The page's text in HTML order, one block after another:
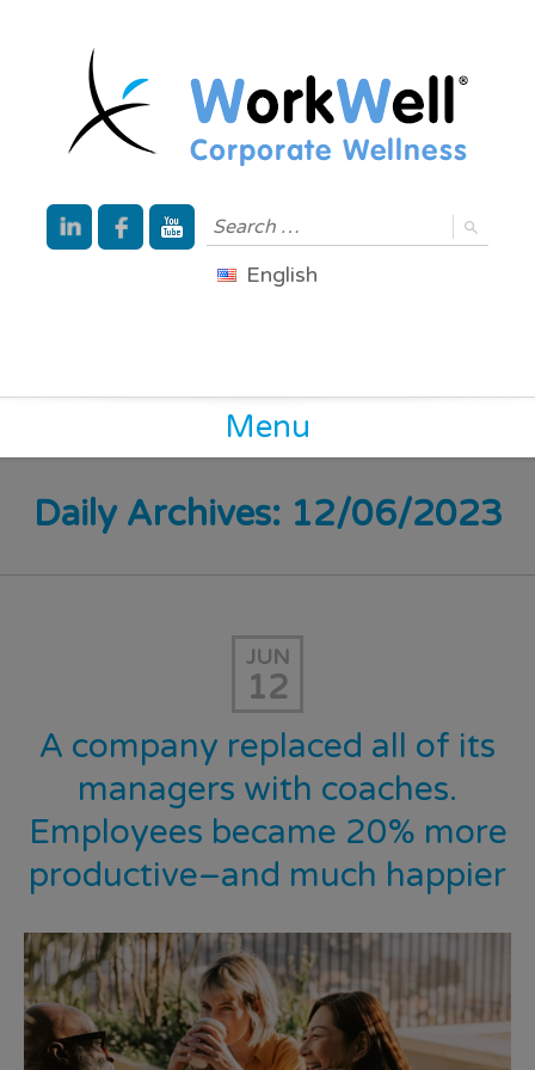
English
Menu
Daily Archives: 12/06/2023
JUN
12
A company replaced all of its
managers with coaches.
Employees became 20% more
productive–and much happier